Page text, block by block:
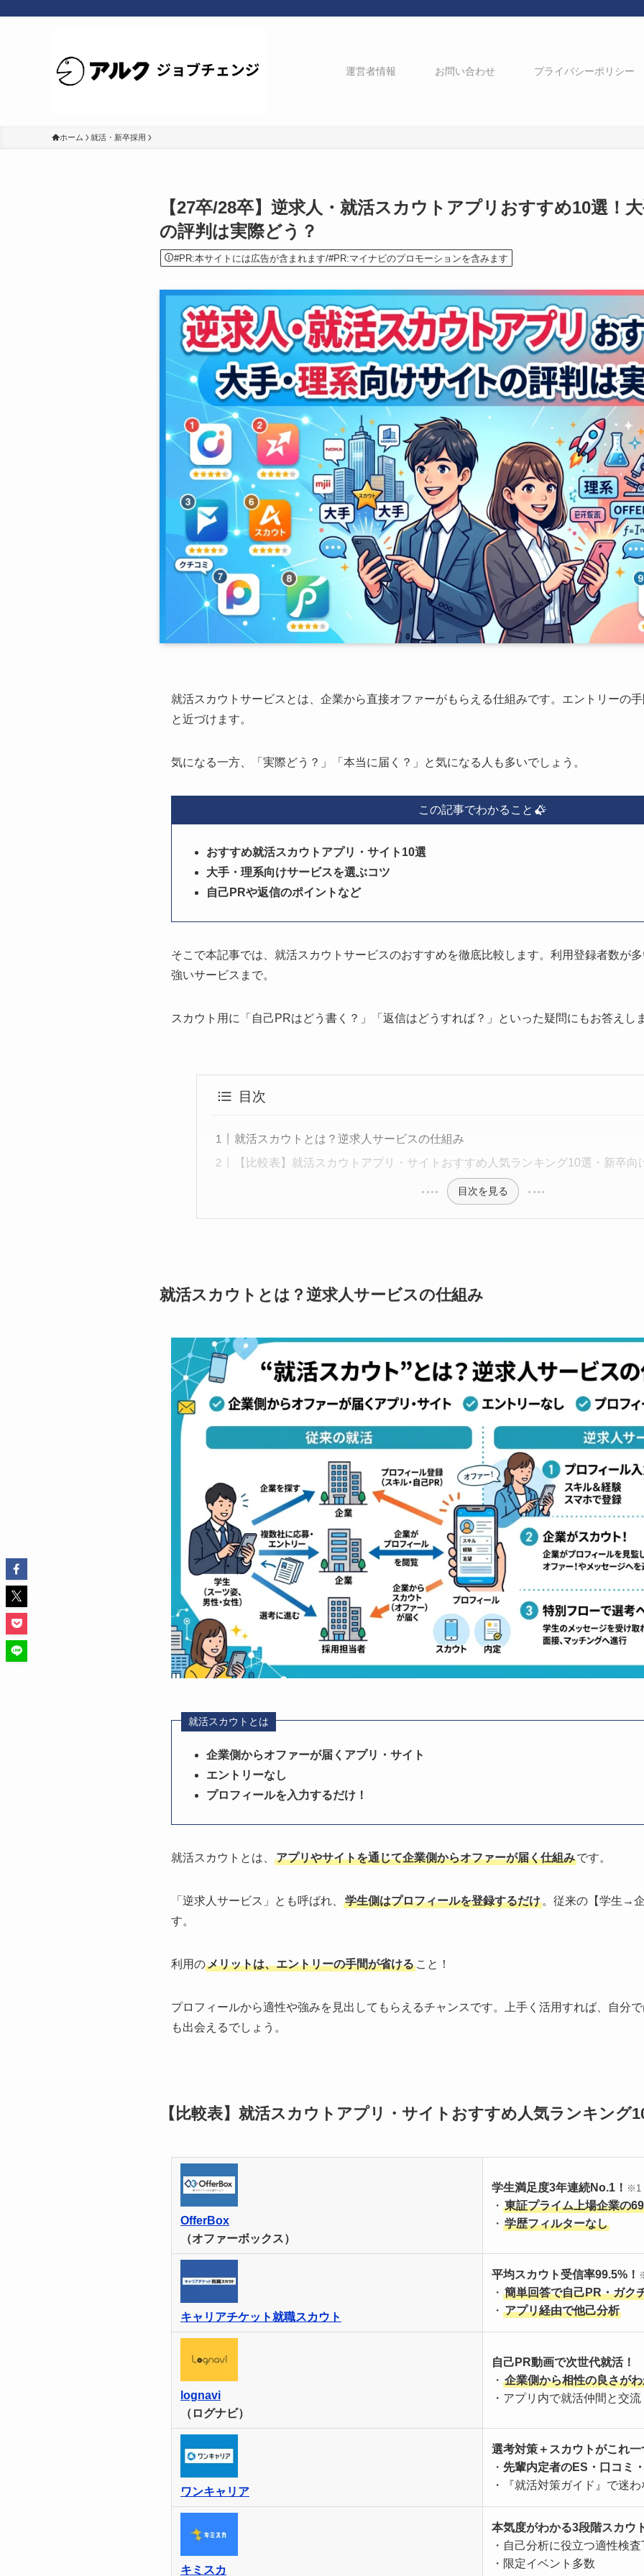
運営者情報 お問い合わせ プライバシーポリシー
ホーム 就活・新卒採用
【27卒/28卒】逆求人・就活スカウトアプリおすすめ10選！
の評判は実際どう？
#PR:本サイトには広告が含まれます/#PR:マイナビのプロモーションを含みます
就活スカウトサービスとは、企業から直接オファーがもらえる仕組みです。エントリーの
と近づけます。
気になる一方、「実際どう？」「本当に届く？」と気になる人も多いでしょう。
この記事でわかること
おすすめ就活スカウトアプリ・サイト10選
大手・理系向けサービスを選ぶコツ
自己PRや返信のポイントなど
そこで本記事では、就活スカウトサービスのおすすめを徹底比較します。利用登録者数が
強いサービスまで。
スカウト用に「自己PRはどう書く？」「返信はどうすれば？」といった疑問にもお答えし
目次
就活スカウトとは？逆求人サービスの仕組み
【比較表】就活スカウトアプリ・サイトおすすめ人気ランキング10選・新卒向
目次を見る
就活スカウトとは？逆求人サービスの仕組み
就活スカウトとは
企業側からオファーが届くアプリ・サイト
エントリーなし
プロフィールを入力するだけ！
就活スカウトとは、 アプリやサイトを通じて企業側からオファーが届く仕組みです。
「逆求人サービス」とも呼ばれ、 学生側はプロフィールを登録するだけ 。従来の【学生→
す。
利用のメリットは、エントリーの手間が省ける こと！
プロフィールから適性や強みを見出してもらえるチャンスです。上手く活用すれば、自分
も出会えるでしょう。
【比較表】就活スカウトアプリ・サイトおすすめ人気ランキング
OfferBox
（オファーボックス）
学生満足度3年連続No.1！ ※1
・ 東証プライム上場企業の
・ 学歴フィルターなし
キャリアチケット就職スカウト
平均スカウト受信率99.5%！
・ 簡単回答で自己PR・ガク
・ アプリ経由で他己分析
lognavi
（ログナビ）
自己PR動画で次世代就活！
・ 企業側から相性の良さが
・アプリ内で就活仲間と交流
ワンキャリア
選考対策＋スカウトがこれ一
・ 先輩内定者のES・口コミ
・『就活対策ガイド』で迷わ
キミスカ
本気度がわかる3段階スカウ
・自己分析に役立つ適性検
・限定イベント多数